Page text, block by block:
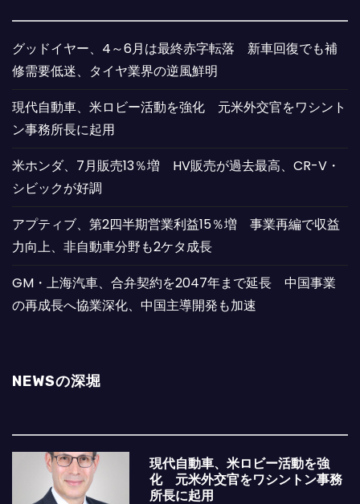
グッドイヤー、4～6月は最終赤字転落 新車回復でも補
修需要低迷、タイヤ業界の逆風鮮明
現代自動車、米ロビー活動を強化 元米外交官をワシント
ン事務所長に起用
米ホンダ、7月販売13％増 HV販売が過去最高、CR-V・
シビックが好調
アプティブ、第2四半期営業利益15％増 事業再編で収益
力向上、非自動車分野も2ケタ成長
GM・上海汽車、合弁契約を2047年まで延長 中国事業
の再成長へ協業深化、中国主導開発も加速
NEWSの深堀
現代自動車、米ロビー活動を強
化 元米外交官をワシントン事務
所長に起用